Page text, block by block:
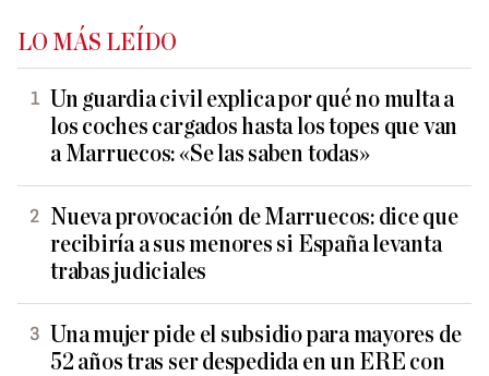
LO MÁS LEÍDO
Un guardia civil explica por qué no multa a
los coches cargados hasta los topes que van
a Marruecos: «Se las saben todas»
Nueva provocación de Marruecos: dice que
recibiría a sus menores si España levanta
trabas judiciales
Una mujer pide el subsidio para mayores de
52 años tras ser despedida en un ERE con